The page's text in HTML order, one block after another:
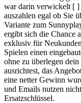
war darin verwickelt [
auszahlen egal ob Sie
Variante zum
ergibt sich die Chance
exklusiv für
Spielen einen
ohne zu überlegen
ausrichtest, das
eine netter Gewinn
und Emails nutzen
Ersatzschlüssel.